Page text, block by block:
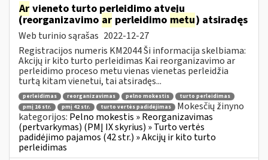
Ar vieneto turto perleidimo atveju
(reorganizavimo ar perleidimo metu) atsiradęs
Web turinio sąrašas 2022-12-27
Registracijos numeris KM2044 Ši informacija skelbiama:
Akcijų ir kito turto perleidimas Kai reorganizavimo ar
perleidimo proceso metu vienas vienetas perleidžia
turtą kitam vienetui, tai atsiradęs...
perleidimas reorganizavimas pelno mokestis
turto perleidimas
pmį 16 str.
pmį 42 str. turto vertės padidėjimas
Mokesčių žinyno
kategorijos: Pelno mokestis » Reorganizavimas
(pertvarkymas) (PMĮ IX skyrius) » Turto vertės
padidėjimo pajamos (42 str.) » Akcijų ir kito turto
perleidimas